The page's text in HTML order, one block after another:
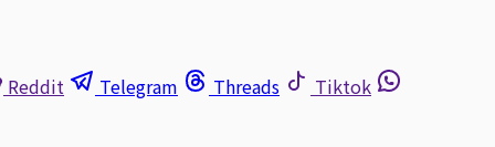
Reddit Telegram Threads Tiktok